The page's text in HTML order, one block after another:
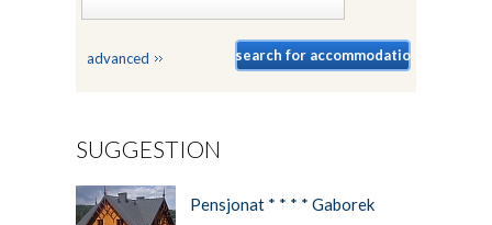
advanced
SUGGESTION
Pensjonat * * * * Gaborek